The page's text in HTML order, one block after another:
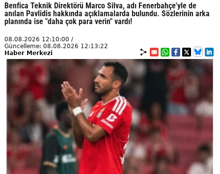
Benfica Teknik Direktörü Marco Silva, adı Fenerbahçe'yle de
anılan Pavlidis hakkında açıklamalarda bulundu. Sözlerinin arka
planında ise "daha çok para verin" vardı!
08.08.2026 12:10:00 /
Güncelleme: 08.08.2026 12:13:22
Haber Merkezi